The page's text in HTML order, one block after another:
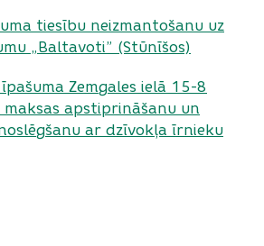
tiesību neizmantošanu uz
„Baltavoti” (Stūnīšos)
Zemgales ielā 15-8
apstiprināšanu un
ar dzīvokļa īrnieku